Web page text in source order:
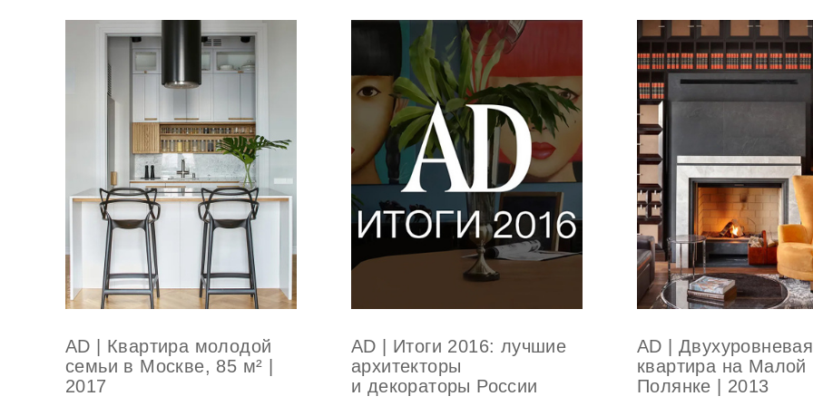
AD | Квартира молодой
семьи в Москве, 85 м² |
2017
AD | Итоги 2016: лучшие
архитекторы
и декораторы России
AD | Двухуровневая
квартира на Малой
Полянке | 2013